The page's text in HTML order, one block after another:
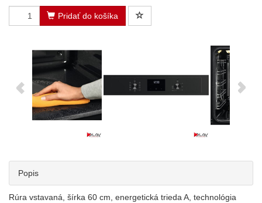
Pridať do košíka
Popis
Rúra vstavaná, šírka 60 cm, energetická trieda A, technológia